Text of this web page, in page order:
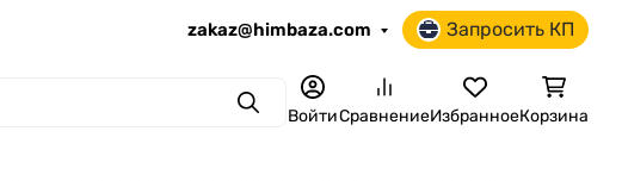
zakaz@himbaza.com Запросить КП
ПоискВойтиСравнениеИзбранноеКорзина